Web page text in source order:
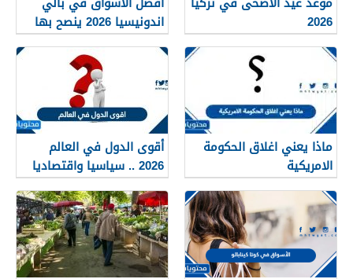
2026
اندونيسيا 2026 ينصح بها
للزوار
ماذا يعني اغلاق الحكومة
الامريكية
أقوى الدول في العالم
2026 .. سياسيا واقتصاديا
وعسكريا